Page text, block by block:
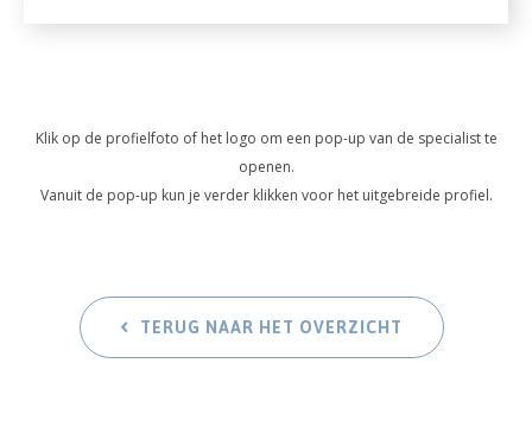
Klik op de profielfoto of het logo om een pop-up van de specialist te
openen.
Vanuit de pop-up kun je verder klikken voor het uitgebreide profiel.
TERUG NAAR HET OVERZICHT